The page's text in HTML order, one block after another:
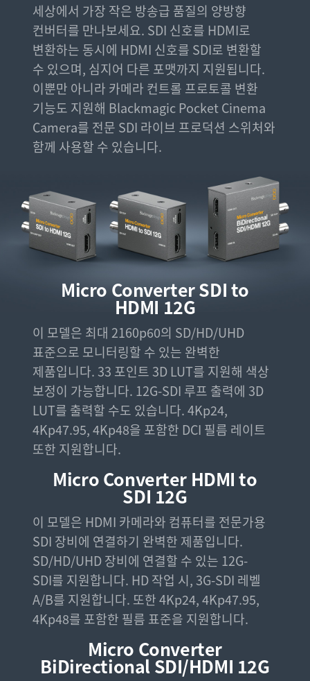
세상에서 가장 작은 방송급 품질의 양방향
컨버터를 만나보세요. SDI 신호를 HDMI로
변환하는 동시에 HDMI 신호를 SDI로 변환할
수 있으며, 심지어 다른 포맷까지 지원됩니다.
이뿐만 아니라 카메라 컨트롤 프로토콜 변환
기능도 지원해 Blackmagic Pocket Cinema
Camera를 전문 SDI 라이브 프로덕션 스위처와
함께 사용할 수 있습니다.
Micro ConverterSDI to
HDMI 12G
이 모델은 최대 2160p60의 SD/HD/UHD
표준으로 모니터링할 수 있는 완벽한
제품입니다. 33 포인트 3D LUT를 지원해 색상
보정이 가능합니다. 12G-SDI 루프 출력에 3D
LUT를 출력할 수도 있습니다. 4Kp24,
4Kp47.95, 4Kp48을 포함한 DCI 필름 레이트
또한 지원합니다.
Micro Converter HDMI to
SDI 12G
이 모델은 HDMI 카메라와 컴퓨터를 전문가용
SDI 장비에 연결하기 완벽한 제품입니다.
SD/HD/UHD 장비에 연결할 수 있는 12G-
SDI를 지원합니다. HD 작업 시, 3G-SDI 레벨
A/B를 지원합니다. 또한 4Kp24, 4Kp47.95,
4Kp48를 포함한 필름 표준을 지원합니다.
Micro Converter
BiDirectional SDI/HDMI 12G